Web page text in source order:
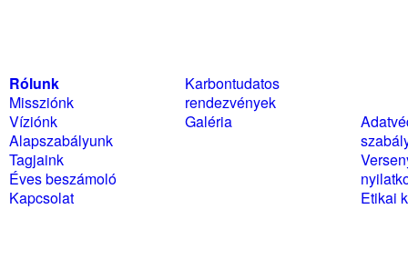
Rólunk
Missziónk
Víziónk
Alapszabályunk
Tagjaink
Éves beszámoló
Kapcsolat
Karbontudatos
rendezvények
Galéria
Etikai